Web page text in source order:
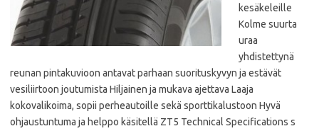
kesäkeleille
Kolme suurta
uraa
yhdistettynä
reunan pintakuvioon antavat parhaan suorituskyvyn ja estävät
vesiliirtoon joutumista Hiljainen ja mukava ajettava Laaja
kokovalikoima, sopii perheautoille sekä sporttikalustoon Hyvä
ohjaustuntuma ja helppo käsitellä ZT5 Technical Specifications s